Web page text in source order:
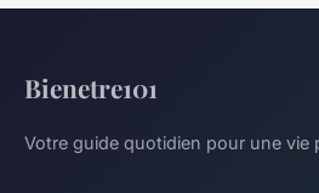
Bienetre101
Votre guide quotidien pour une vie